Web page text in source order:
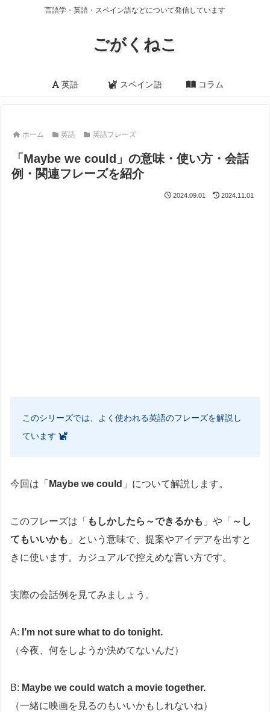
言語学・英語・スペイン語などについて発信しています
ごがくねこ
英語 スペイン語 コラム
ホーム 英語 英語フレーズ
「Maybe we could」の意味・使い方・会話
例・関連フレーズを紹介
2024.09.01 2024.11.01
このシリーズでは、よく使われる英語のフレーズを解説し
ています
今回は「 Maybe we could 」について解説します。
このフレーズは「 もしかしたら～できるかも 」や「 ～し
てもいいかも 」という意味で、提案やアイデアを出すと
きに使います。カジュアルで控えめな言い方です。
実際の会話例を見てみましょう。
A: I’m not sure what to do tonight.
（今夜、何をしようか決めてないんだ）
B: Maybe we could watch a movie together.
（一緒に映画を見るのもいいかもしれないね）